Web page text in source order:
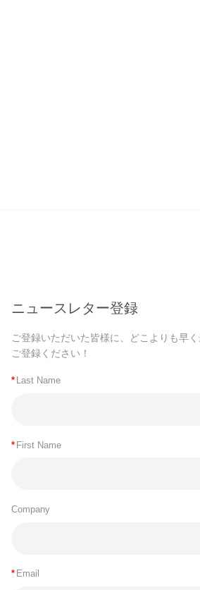
ニュースレター登録
ご登録いただいた皆様に、どこよりも早
ご登録ください！
* Last Name
* First Name
Company
* Email